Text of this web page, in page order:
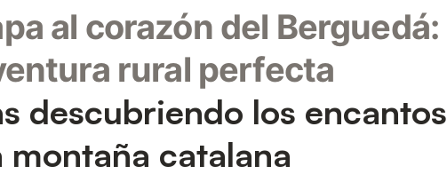
al corazón del Berguedá:
rural perfecta
descubriendo los encantos
montaña catalana